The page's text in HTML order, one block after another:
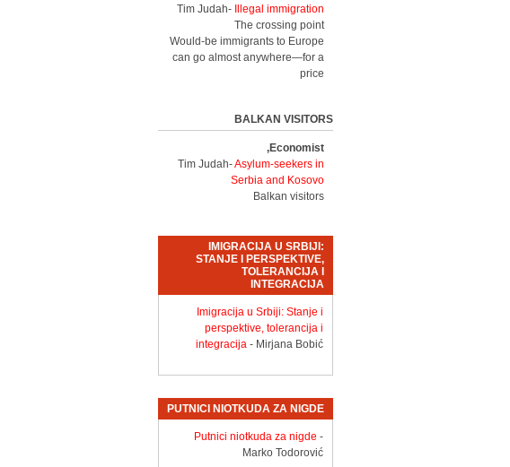
Tim Judah-
Illegal immigration
The crossing point
Would-be immigrants to Europe
can go almost anywhere—for a
price
BALKAN VISITORS
Economist,
Tim Judah-Asylum-seekers in
Serbia and Kosovo
Balkan visitors
IMIGRACIJA U SRBIJI:
STANJE I PERSPEKTIVE,
TOLERANCIJA I
INTEGRACIJA
Imigracija u Srbiji: Stanje i
perspektive, tolerancija i
integracija - Mirjana Bobić
PUTNICI NIOTKUDA ZA NIGDE
Putnici niotkuda za nigde -
Marko Todorović